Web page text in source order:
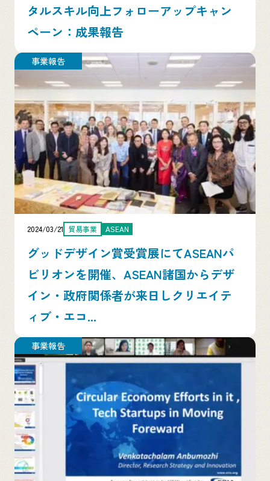
タルスキル向上フォローアップキャン
ペーン：成果報告
事業報告
2024/03/21 貿易事業 ASEAN
グッドデザイン賞受賞展にてASEANパ
ビリオンを開催、ASEAN諸国からデザ
イン・政府関係者が来日しクリエイテ
ィブ・エコ...
事業報告